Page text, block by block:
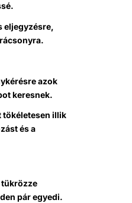
eljegyzésre,
azok
keresnek.
tökéletesen illik
és a
tükrözze
pár egyedi.